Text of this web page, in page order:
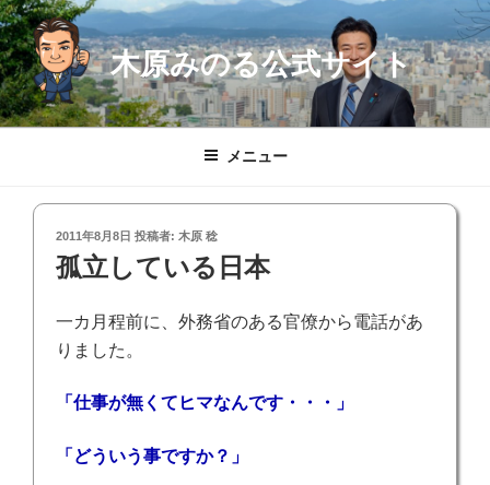
コ
ン
テ
ン
ツ
木原みのる公式サイト
メニュー
投
稿
日:
2011年8月8日 投稿者: 木原 稔
孤立している日本
一カ月程前に、外務省のある官僚から電話があ
りました。
「仕事が無くてヒマなんです・・・」
「どういう事ですか？」